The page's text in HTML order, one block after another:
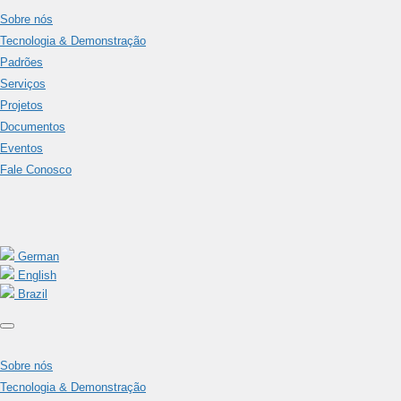
Sobre nós
Tecnologia & Demonstração
Padrões
Serviços
Projetos
Documentos
Eventos
Fale Conosco
German
English
Brazil
Sobre nós
Tecnologia & Demonstração